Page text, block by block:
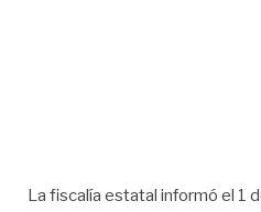
La fiscalía estatal informó el 1